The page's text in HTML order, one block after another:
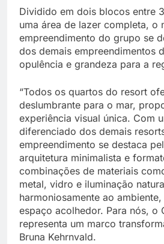
Dividido em dois blocos entre
uma área de lazer completa, o
empreendimento do grupo se
dos demais empreendimentos
opulência e grandeza para a
“Todos os quartos do resort
deslumbrante para o mar,
experiência visual única. Com
diferenciado dos demais
empreendimento se destaca
arquitetura minimalista e
combinações de materiais
metal, vidro e iluminação
harmoniosamente ao
espaço acolhedor. Para nós, o
representa um marco
Bruna Kehrnvald.